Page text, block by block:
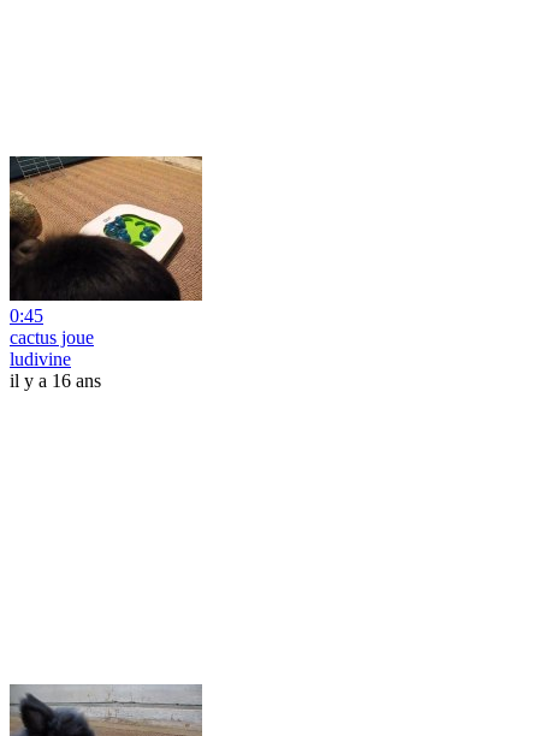
0:45
cactus joue
ludivine
il y a 16 ans